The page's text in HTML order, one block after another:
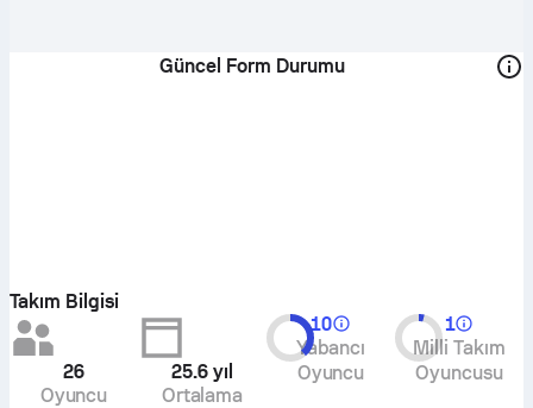
Güncel Form Durumu
Takım Bilgisi
26
Oyuncu
25.6 yıl
Ortalama
10
Yabancı
Oyuncu
1
Milli Takım
Oyuncusu